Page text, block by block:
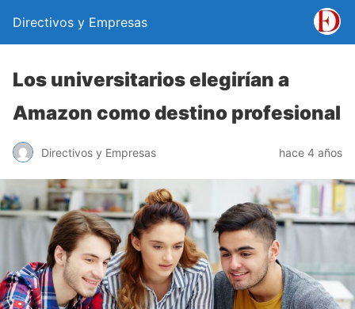
Directivos y Empresas
Los universitarios elegirían a
Amazon como destino profesional
Directivos y Empresas hace 4 años